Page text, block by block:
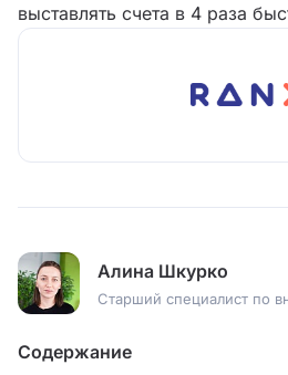
выставлять счета в 4 раза
Алина Шкурко
Старший специалист по
Содержание